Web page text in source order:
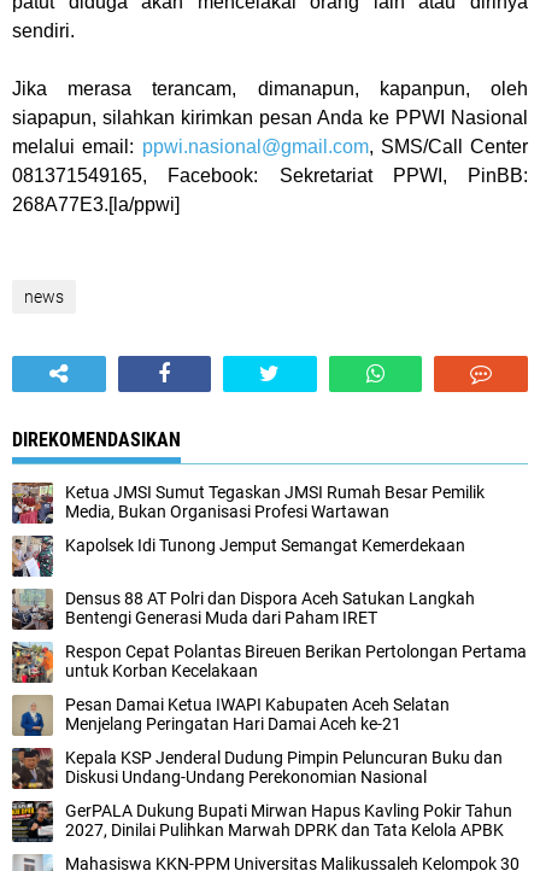
sendiri.
Jika merasa terancam, dimanapun, kapanpun, oleh
siapapun, silahkan kirimkan pesan Anda ke PPWI Nasional
melalui email: ppwi.nasional@gmail.com, SMS/Call Center
081371549165, Facebook: Sekretariat PPWI, PinBB:
268A77E3.[la/ppwi]
news
DIREKOMENDASIKAN
Ketua JMSI Sumut Tegaskan JMSI Rumah Besar Pemilik
Media, Bukan Organisasi Profesi Wartawan
Kapolsek Idi Tunong Jemput Semangat Kemerdekaan
Densus 88 AT Polri dan Dispora Aceh Satukan Langkah
Bentengi Generasi Muda dari Paham IRET
Respon Cepat Polantas Bireuen Berikan Pertolongan Pertama
untuk Korban Kecelakaan
‎Pesan Damai Ketua IWAPI Kabupaten Aceh Selatan
Menjelang Peringatan Hari Damai Aceh ke-21
Kepala KSP Jenderal Dudung Pimpin Peluncuran Buku dan
Diskusi Undang-Undang Perekonomian Nasional
GerPALA Dukung Bupati Mirwan Hapus Kavling Pokir Tahun
2027, Dinilai Pulihkan Marwah DPRK dan Tata Kelola APBK
Mahasiswa KKN-PPM Universitas Malikussaleh Kelompok 30